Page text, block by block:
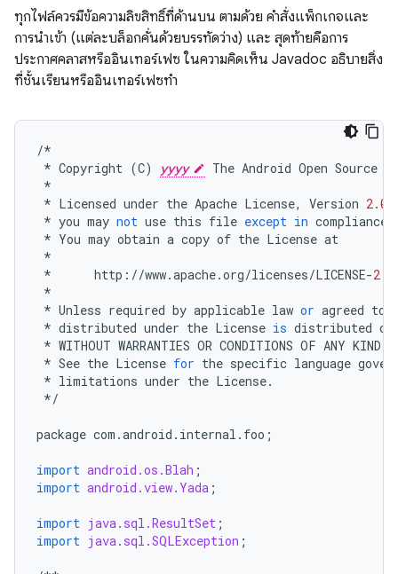
ทุกไฟล์ควรมีข้อความลิขสิทธิ์ที่ด้านบน ตามด้วย คำสั่งแพ็กเกจและ
การนำเข้า (แต่ละบล็อกคั่นด้วยบรรทัดว่าง) และ สุดท้ายคือการ
ประกาศคลาสหรืออินเทอร์เฟซ ในความคิดเห็น Javadoc อธิบายสิ่ง
ที่ชั้นเรียนหรืออินเทอร์เฟซทำ
/*
* Copyright (C) yyyy The Android Open Source
*
* Licensed under the Apache License, Version 2.0
* you may not use this file except in compliance
* You may obtain a copy of the License at
*
*
http : //www.apache.org/licenses/LICENSE-2.0
*
* Unless required by applicable law or agreed to
* distributed under the License is distributed on
* WITHOUT WARRANTIES OR CONDITIONS OF ANY KIND
* See the License for the specific language
* limitations under the License.
*/
package com .android . internal . foo ;
import android.os.Blah ;
import android.view.Yada ;
import java.sql.ResultSet ;
import java.sql.SQLException ;